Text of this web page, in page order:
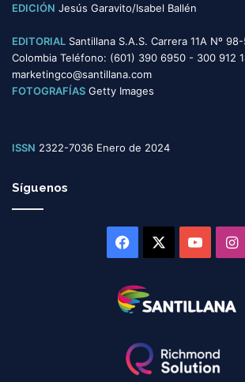
EDICIÓN Jesús Garavito/Isabel Ballén
EDITORIAL Santillana S.A.S. Carrera 11A Nº
Colombia Teléfono: (601) 390 6950 - 300 912
marketingco@santillana.com
FOTOGRAFÍAS Getty Images
ISSN 2322-7036 Enero de 2024
Síguenos
Facebook